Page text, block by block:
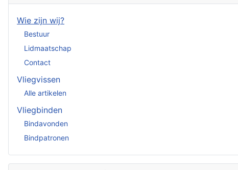
Wie zijn wij?
Bestuur
Lidmaatschap
Contact
Vliegvissen
Alle artikelen
Vliegbinden
Bindavonden
Bindpatronen